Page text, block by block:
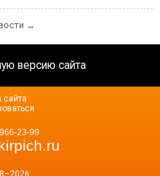
→
версию сайта
23-99
сайта